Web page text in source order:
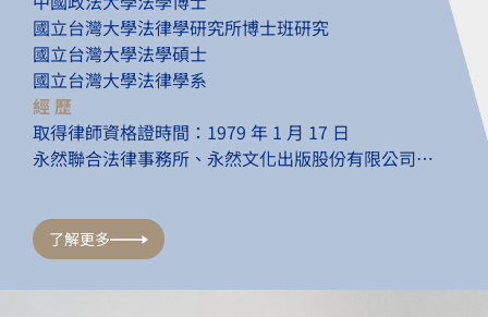
國立台灣大學法律學研究所博士班研究
國立台灣大學法學碩士
國立台灣大學法律學系
經 歷
取得律師資格證時間：1979 年 1 月 17 日
永然聯合法律事務所、永然文化出版股份有限公司…
了解更多